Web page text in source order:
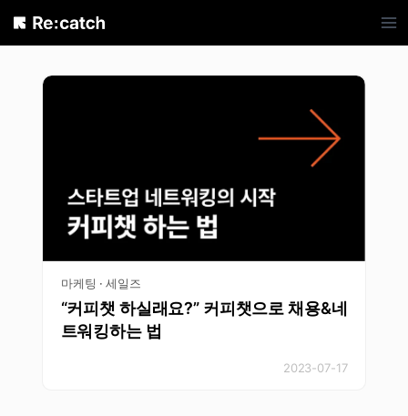
Skip
마케팅 · 세일즈
“커피챗 하실래요?” 커피챗으로 채용&네
트워킹하는 법
2023-07-17